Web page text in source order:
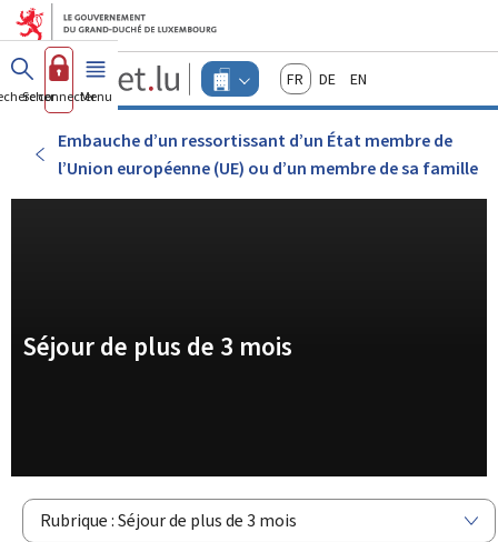
Aller au menu principal
Aller au contenu
Guichet.lu
Changer
d'espace
-
Menu
entreprises
actif
FrançaisDeutschEnglish
Se connecterMenu principal
Embauche d’un ressortissant d’un État membre de
l’Union européenne (UE) ou d’un membre de sa famille
Séjour de plus de 3 mois
Rubrique : Séjour de plus de 3 mois